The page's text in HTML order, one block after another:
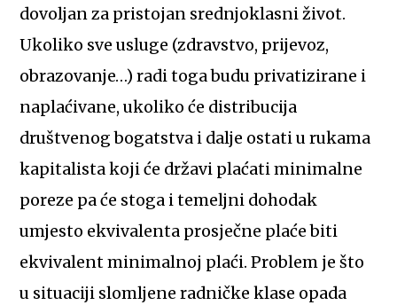
dovoljan za pristojan srednjoklasni život.
Ukoliko sve usluge (zdravstvo, prijevoz,
obrazovanje…) radi toga budu privatizirane i
naplaćivane, ukoliko će distribucija
društvenog bogatstva i dalje ostati u rukama
kapitalista koji će državi plaćati minimalne
poreze pa će stoga i temeljni dohodak
umjesto ekvivalenta prosječne plaće biti
ekvivalent minimalnoj plaći. Problem je što
u situaciji slomljene radničke klase opada